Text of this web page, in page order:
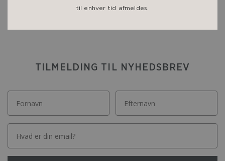
til enhver tid afmeldes.
TILMELDING TIL NYHEDSBREV
Email